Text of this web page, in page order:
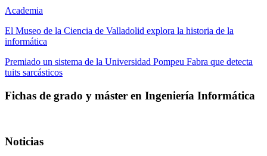
Academia
El Museo de la Ciencia de Valladolid explora la historia de la
informática
Premiado un sistema de la Universidad Pompeu Fabra que detecta
tuits sarcásticos
Fichas de grado y máster en Ingeniería Informática
Noticias